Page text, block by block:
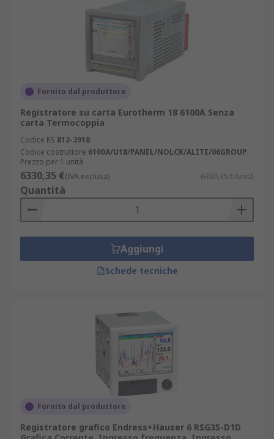
Fornito dal produttore
Registratore su carta Eurotherm 18 6100A Senza
carta Termocoppia
Codice RS 812-3918
Codice costruttore 6100A/U18/PANEL/NOLCK/ALITE/06GROUP
Prezzo per 1 unità
6330,35 €(IVA esclusa) 6330,35 €/unità
Quantità
Aggiungi
Schede tecniche
Fornito dal produttore
Registratore grafico Endress+Hauser 6 RSG35-D1D